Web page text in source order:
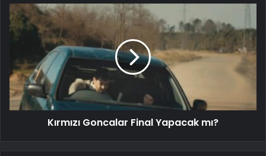
Kırmızı Goncalar Final Yapacak mı?